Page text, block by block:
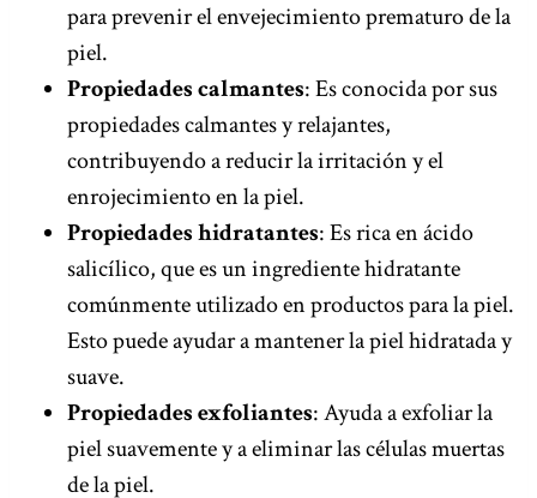
para prevenir el envejecimiento prematuro de la
piel.
Propiedades calmantes: Es conocida por sus
propiedades calmantes y relajantes,
contribuyendo a reducir la irritación y el
enrojecimiento en la piel.
Propiedades hidratantes: Es rica en ácido
salicílico, que es un ingrediente hidratante
comúnmente utilizado en productos para la piel.
Esto puede ayudar a mantener la piel hidratada y
suave.
Propiedades exfoliantes: Ayuda a exfoliar la
piel suavemente y a eliminar las células muertas
de la piel.